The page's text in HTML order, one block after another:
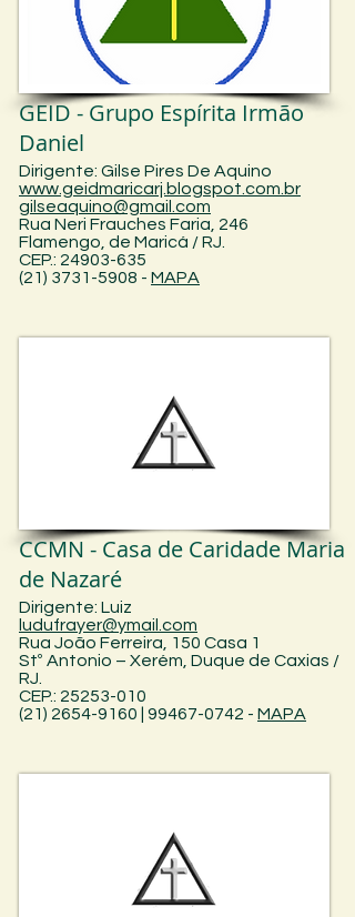
GEID - Grupo Espírita Irmão
Daniel
Dirigente: Gilse Pires De Aquino
www.geidmaricarj.blogspot.com.br
gilseaquino@gmail.com
Rua Neri Frauches Faria, 246
Flamengo, de Maricá / RJ.
CEP.: 24903-635
(21) 3731-5908 - MAPA
CCMN - Casa de Caridade Maria
de Nazaré
Dirigente: Luiz
ludufrayer@ymail.com
Rua João Ferreira, 150 Casa 1
Stº Antonio – Xerém, Duque de Caxias /
RJ.
CEP.: 25253-010
(21) 2654-9160 | 99467-0742 - MAPA